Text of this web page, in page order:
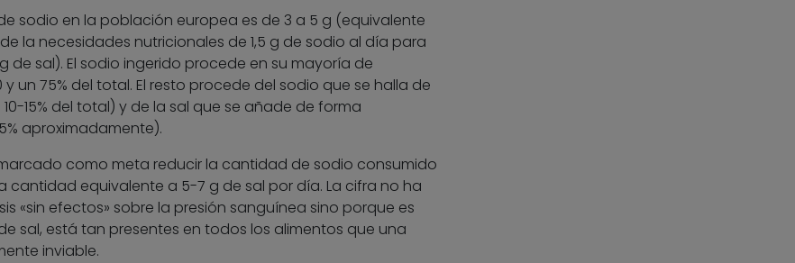
sodio en la población europea es de 3 a 5 g (equivalente
la necesidades nutricionales de 1,5 g de sodio al día para
de sal). El sodio ingerido procede en su mayoría de
un 75% del total. El resto procede del sodio que se halla de
15% del total) y de la sal que se añade de forma
aproximadamente).
como meta reducir la cantidad de sodio consumido
cantidad equivalente a 5-7 g de sal por día. La cifra no ha
«sin efectos» sobre la presión sanguínea sino porque es
sal, está tan presentes en todos los alimentos que una
inviable.